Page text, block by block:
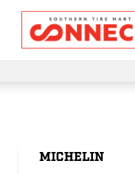
MICHELIN